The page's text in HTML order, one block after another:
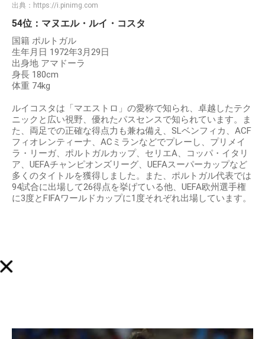
54位：マヌエル・ルイ・コスタ
国籍 ポルトガル
生年月日 1972年3月29日
出身地 アマドーラ
身長 180cm
ルイコスタは「マエストロ」の愛称で知られ、卓越したテク
ニックと広い視野、優れたパスセンスで知られています。ま
た、両足での正確な得点力も兼ね備え、SLベンフィカ、ACF
フィオレンティーナ、ACミランなどでプレーし、プリメイ
ラ・リーガ、ポルトガルカップ、セリエA、コッパ・イタリ
ア、UEFAチャンピオンズリーグ、UEFAスーパーカップなど
多くのタイトルを獲得しました。また、ポルトガル代表では
94試合に出場して26得点を挙げている他、UEFA欧州選手権